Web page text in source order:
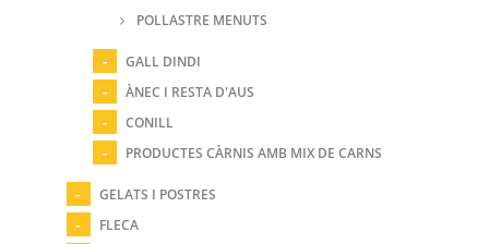
POLLASTRE MENUTS
GALL DINDI
ÀNEC I RESTA D'AUS
CONILL
PRODUCTES CÀRNIS AMB MIX DE CARNS
GELATS I POSTRES
FLECA